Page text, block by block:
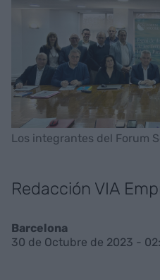
Los integrantes del Forum
Redacción VIA
Barcelona
30 de Octubre de 2023 -